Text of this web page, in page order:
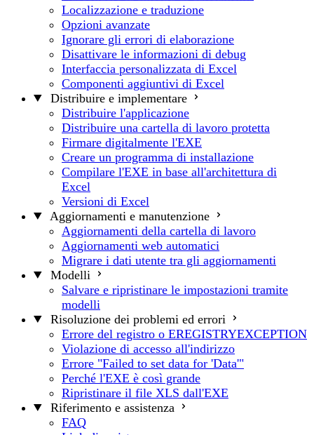
Localizzazione e traduzione
Opzioni avanzate
Ignorare gli errori di elaborazione
Disattivare le informazioni di debug
Interfaccia personalizzata di Excel
Componenti aggiuntivi di Excel
Distribuire e implementare
Distribuire l'applicazione
Distribuire una cartella di lavoro protetta
Firmare digitalmente l'EXE
Creare un programma di installazione
Compilare l'EXE in base all'architettura di
Excel
Versioni di Excel
Aggiornamenti e manutenzione
Aggiornamenti della cartella di lavoro
Aggiornamenti web automatici
Migrare i dati utente tra gli aggiornamenti
Modelli
Salvare e ripristinare le impostazioni tramite
modelli
Risoluzione dei problemi ed errori
Errore del registro o EREGISTRYEXCEPTION
Violazione di accesso all'indirizzo
Errore "Failed to set data for 'Data'"
Perché l'EXE è così grande
Ripristinare il file XLS dall'EXE
Riferimento e assistenza
FAQ